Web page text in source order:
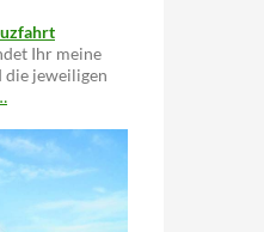
Ihr meine
jeweiligen